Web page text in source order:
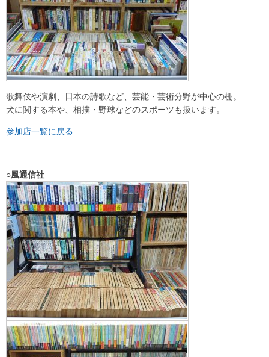
歌舞伎や演劇、日本の詩歌など、芸能・芸術分野が中心の棚。
犬に関する本や、相撲・野球などのスポーツも扱います。
参加店一覧に戻る
○風通信社